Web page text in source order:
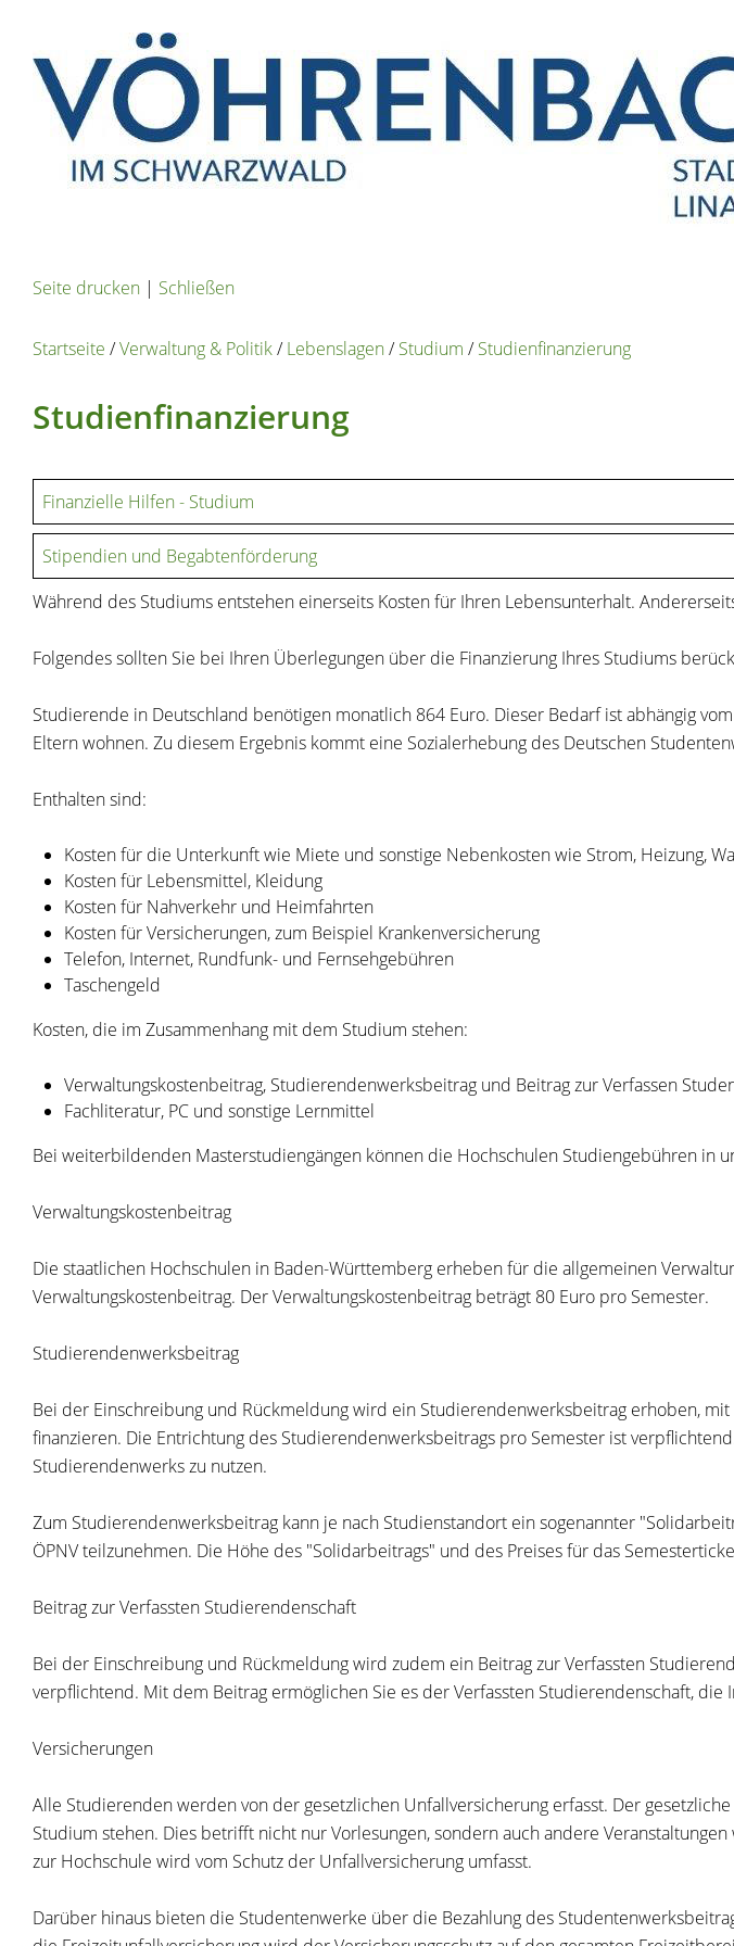
Seite drucken | Schließen
Startseite /Verwaltung & Politik/Lebenslagen/Studium /Studienfinanzierung
Studienfinanzierung
Finanzielle Hilfen - Studium
Stipendien und Begabtenförderung
Während des Studiums entstehen einerseits Kosten für Ihren Lebensunterhalt.
Folgendes sollten Sie bei Ihren Überlegungen über die Finanzierung Ihres Studiums
Studierende in Deutschland benötigen monatlich 864 Euro. Dieser Bedarf ist abhängig
Eltern wohnen. Zu diesem Ergebnis kommt eine Sozialerhebung des Deutschen
Enthalten sind:
Kosten für die Unterkunft wie Miete und sonstige Nebenkosten wie Strom, Heizung,
Kosten für Lebensmittel, Kleidung
Kosten für Nahverkehr und Heimfahrten
Kosten für Versicherungen, zum Beispiel Krankenversicherung
Telefon, Internet, Rundfunk- und Fernsehgebühren
Taschengeld
Kosten, die im Zusammenhang mit dem Studium stehen:
Verwaltungskostenbeitrag, Studierendenwerksbeitrag und Beitrag zur Verfassen
Fachliteratur, PC und sonstige Lernmittel
Bei weiterbildenden Masterstudiengängen können die Hochschulen Studiengebühren in
Verwaltungskostenbeitrag
Die staatlichen Hochschulen in Baden-Württemberg erheben für die allgemeinen
Verwaltungskostenbeitrag. Der Verwaltungskostenbeitrag beträgt 80 Euro pro Semester.
Studierendenwerksbeitrag
Bei der Einschreibung und Rückmeldung wird ein Studierendenwerksbeitrag erhoben,
finanzieren. Die Entrichtung des Studierendenwerksbeitrags pro Semester ist
Studierendenwerks zu nutzen.
Zum Studierendenwerksbeitrag kann je nach Studienstandort ein sogenannter
ÖPNV teilzunehmen. Die Höhe des "Solidarbeitrags" und des Preises für das
Beitrag zur Verfassten Studierendenschaft
Bei der Einschreibung und Rückmeldung wird zudem ein Beitrag zur Verfassten
verpflichtend. Mit dem Beitrag ermöglichen Sie es der Verfassten Studierendenschaft,
Versicherungen
Alle Studierenden werden von der gesetzlichen Unfallversicherung erfasst. Der
Studium stehen. Dies betrifft nicht nur Vorlesungen, sondern auch andere
zur Hochschule wird vom Schutz der Unfallversicherung umfasst.
Darüber hinaus bieten die Studentenwerke über die Bezahlung des